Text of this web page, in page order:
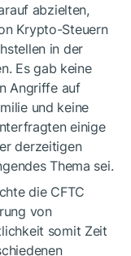
abzielten,
Krypto-Steuern
in der
Es gab keine
Angriffe auf
und keine
einige
derzeitigen
Thema sei.
die CFTC
von
somit Zeit